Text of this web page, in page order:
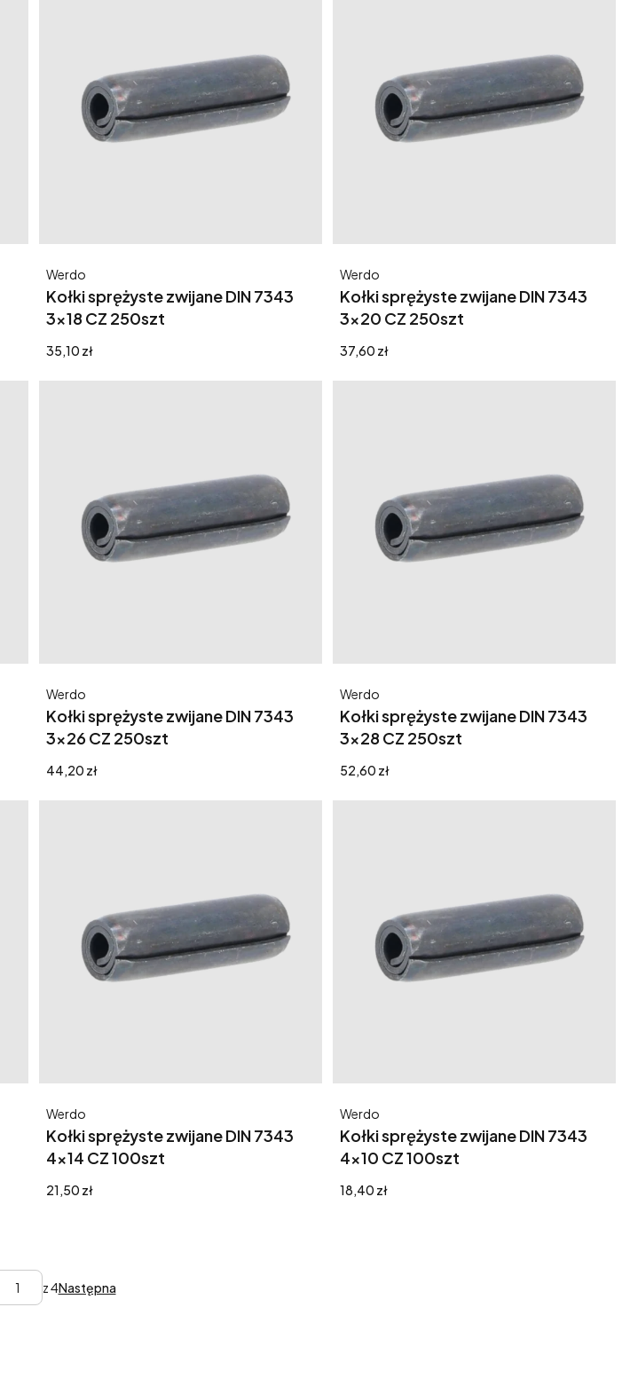
Kołki sprężyste zwijane DIN 7343
3x18 CZ 250szt
Producent
Werdo
Cena
35,10 zł
Kołki sprężyste zwijane DIN 7343
3x20 CZ 250szt
Producent
Werdo
Cena
37,60 zł
Kołki sprężyste zwijane DIN 7343
3x26 CZ 250szt
Producent
Werdo
Cena
44,20 zł
Kołki sprężyste zwijane DIN 7343
3x28 CZ 250szt
Producent
Werdo
Cena
52,60 zł
Kołki sprężyste zwijane DIN 7343
4x14 CZ 100szt
Producent
Werdo
Cena
21,50 zł
Kołki sprężyste zwijane DIN 7343
4x10 CZ 100szt
Producent
Werdo
Cena
18,40 zł
z 4Następna